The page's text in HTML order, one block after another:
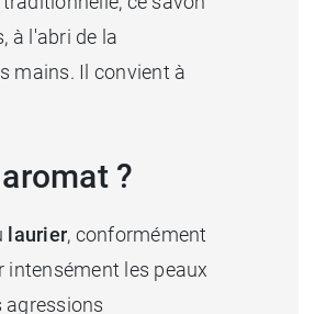
à l'abri de la
mains. Il convient à
?
laurier, conformément
intensément les peaux
agressions